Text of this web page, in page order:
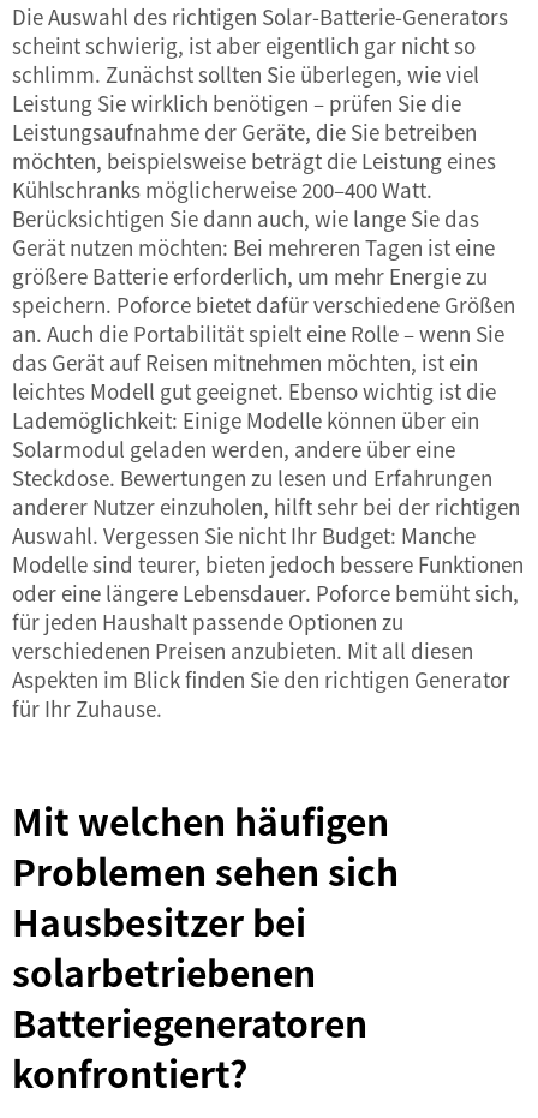
Die Auswahl des richtigen Solar-Batterie-Generators
scheint schwierig, ist aber eigentlich gar nicht so
schlimm. Zunächst sollten Sie überlegen, wie viel
Leistung Sie wirklich benötigen – prüfen Sie die
Leistungsaufnahme der Geräte, die Sie betreiben
möchten, beispielsweise beträgt die Leistung eines
Kühlschranks möglicherweise 200–400 Watt.
Berücksichtigen Sie dann auch, wie lange Sie das
Gerät nutzen möchten: Bei mehreren Tagen ist eine
größere Batterie erforderlich, um mehr Energie zu
speichern. Poforce bietet dafür verschiedene Größen
an. Auch die Portabilität spielt eine Rolle – wenn Sie
das Gerät auf Reisen mitnehmen möchten, ist ein
leichtes Modell gut geeignet. Ebenso wichtig ist die
Lademöglichkeit: Einige Modelle können über ein
Solarmodul geladen werden, andere über eine
Steckdose. Bewertungen zu lesen und Erfahrungen
anderer Nutzer einzuholen, hilft sehr bei der richtigen
Auswahl. Vergessen Sie nicht Ihr Budget: Manche
Modelle sind teurer, bieten jedoch bessere Funktionen
oder eine längere Lebensdauer. Poforce bemüht sich,
für jeden Haushalt passende Optionen zu
verschiedenen Preisen anzubieten. Mit all diesen
Aspekten im Blick finden Sie den richtigen Generator
für Ihr Zuhause.
Mit welchen häufigen
Problemen sehen sich
Hausbesitzer bei
solarbetriebenen
Batteriegeneratoren
konfrontiert?